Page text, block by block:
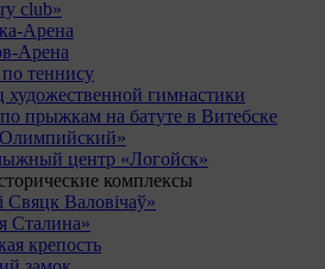
club»
Арена
Арена
теннису
художественной гимнастики
прыжкам на батуте в Витебске
центр «Логойск»
комплексы
Свяцк Валовічаў»
Сталина»
крепость